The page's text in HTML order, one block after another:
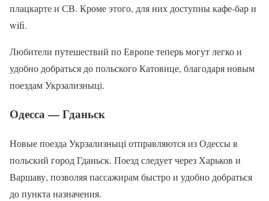
плацкарте и СВ. Кроме этого, для них доступны кафе-бар и
wifi.
Любители путешествий по Европе теперь могут легко и
удобно добраться до польского Катовице, благодаря новым
поездам Укрзализныці.
Одесса — Гданьск
Новые поезда Укрзализныці отправляются из Одессы в
польский город Гданьск. Поезд следует через Харьков и
Варшаву, позволяя пассажирам быстро и удобно добраться
до пункта назначения.